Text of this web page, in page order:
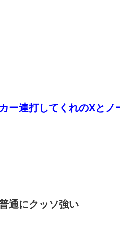
ー連打してくれのXとノ
通にクッソ強い